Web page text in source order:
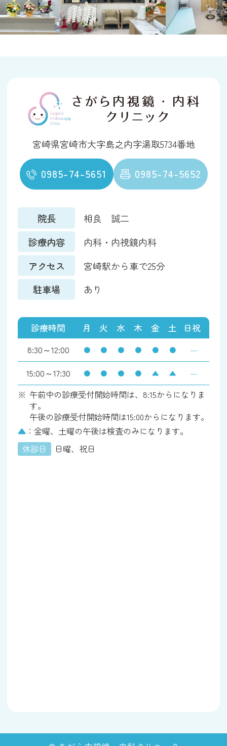
宮崎県宮崎市大字島之内字湯取5734番地
0985-74-5651 0985-74-5652
院長
相良 誠二
診療内容
内科・内視鏡内科
アクセス
宮崎駅から車で25分
駐車場
あり
診療時間 月 火 水 木 金 土
日祝
8:30～12:00
● ● ● ● ● ● ―
15:00～17:30 ● ● ● ● ▲ ▲ ―
午前中の診療受付開始時間は、8:15からになりま
す。
午後の診療受付開始時間は15:00からになります。
▲ ：金曜、土曜の午後は検査のみになります。
休診日
日曜、祝日